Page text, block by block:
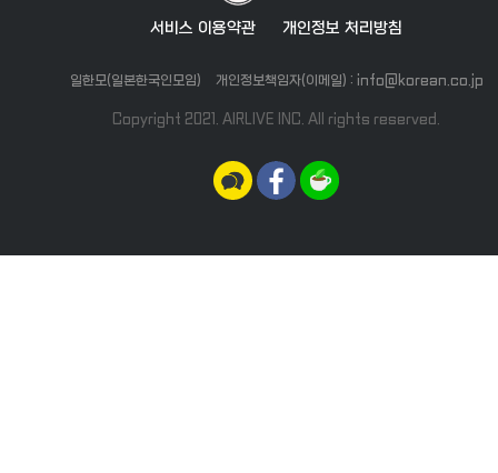
서비스 이용약관 개인정보 처리방침
일한모(일본한국인모임) 개인정보책임자(이메일) : info@korean.co.jp
Copyright 2021. AIRLIVE INC. All rights reserved.